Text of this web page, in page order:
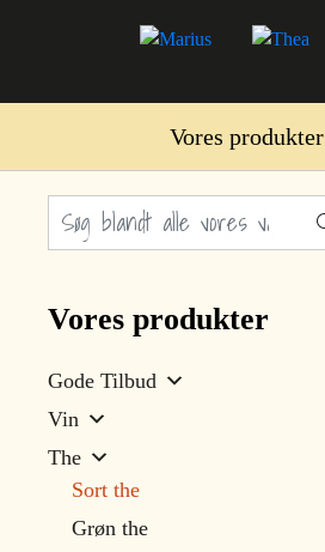
Vores produkter
Vores produkter
Gode Tilbud
Vin
The
Sort the
Grøn the